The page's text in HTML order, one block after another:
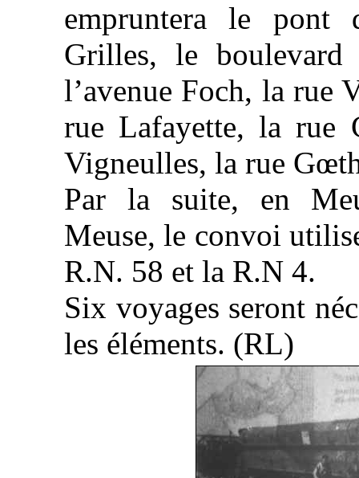
empruntera le
Grilles, le
l’avenue Foch, la rue
rue Lafayette, la rue
Vigneulles, la rue
Par la suite, en
Meuse, le convoi
R.N. 58 et la R.N 4.
Six voyages seront
les éléments. (RL)